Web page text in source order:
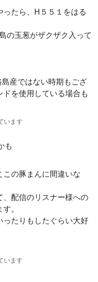
ったら、H５５１をはる
の玉葱がザクザク入って
産ではない時期もござ
を使用している場合も
います
も
この豚まんに間違いな
、配信のリスナー様への
。
ったりもしたぐらい大好
います